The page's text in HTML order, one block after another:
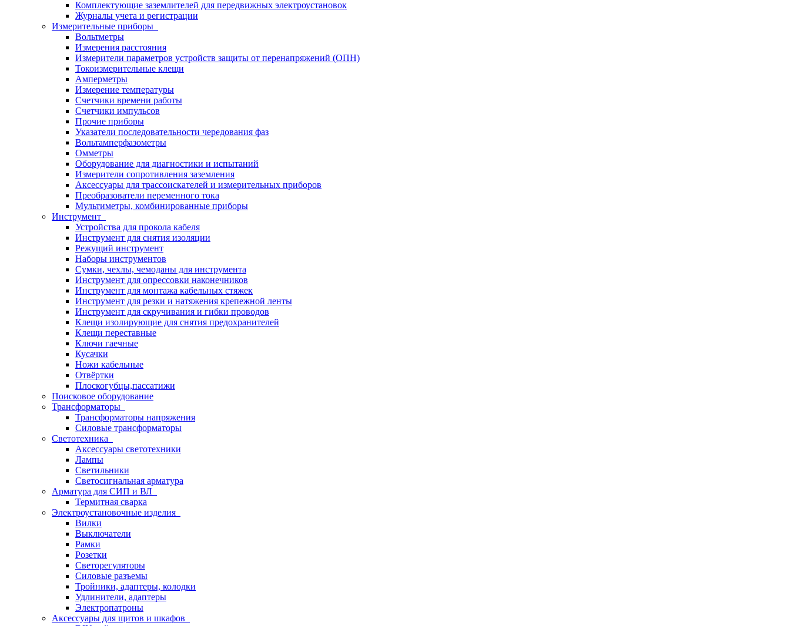
Комплектующие заземлителей для передвижных электроустановок
Журналы учета и регистрации
Измерительные приборы
Вольтметры
Измерения расстояния
Измерители параметров устройств защиты от перенапряжений (ОПН)
Токоизмерительные клещи
Амперметры
Измерение температуры
Счетчики времени работы
Счетчики импульсов
Прочие приборы
Указатели последовательности чередования фаз
Вольтамперфазометры
Омметры
Оборудование для диагностики и испытаний
Измерители сопротивления заземления
Аксессуары для трассоискателей и измерительных приборов
Преобразователи переменного тока
Мультиметры, комбинированные приборы
Инструмент
Устройства для прокола кабеля
Инструмент для снятия изоляции
Режущий инструмент
Наборы инструментов
Сумки, чехлы, чемоданы для инструмента
Инструмент для опрессовки наконечников
Инструмент для монтажа кабельных стяжек
Инструмент для резки и натяжения крепежной ленты
Инструмент для скручивания и гибки проводов
Клещи изолирующие для снятия предохранителей
Клещи переставные
Ключи гаечные
Кусачки
Ножи кабельные
Отвёртки
Плоскогубцы,пассатижи
Поисковое оборудование
Трансформаторы
Трансформаторы напряжения
Силовые трансформаторы
Светотехника
Аксессуары светотехники
Лампы
Светильники
Светосигнальная арматура
Арматура для СИП и ВЛ
Термитная сварка
Электроустановочные изделия
Вилки
Выключатели
Рамки
Розетки
Светорегуляторы
Силовые разъемы
Тройники, адаптеры, колодки
Удлинители, адаптеры
Электропатроны
Аксессуары для щитов и шкафов